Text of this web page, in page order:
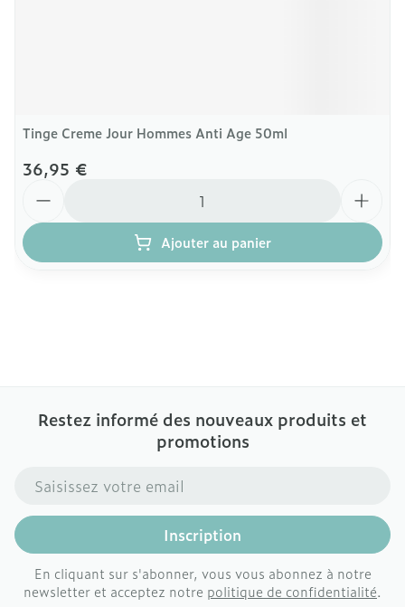
Tinge Creme Jour Hommes Anti Age 50ml
36,95 €
Ajouter au panier
Restez informé des nouveaux produits et
promotions
Adresse mail
Inscription
En cliquant sur s'abonner, vous vous abonnez à notre
newsletter et acceptez notre politique de confidentialité.